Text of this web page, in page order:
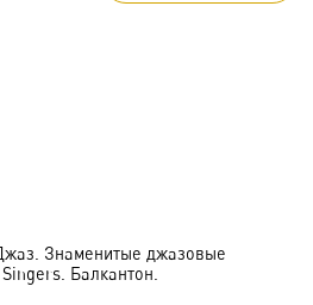
Знаменитые джазовые
Балкантон.